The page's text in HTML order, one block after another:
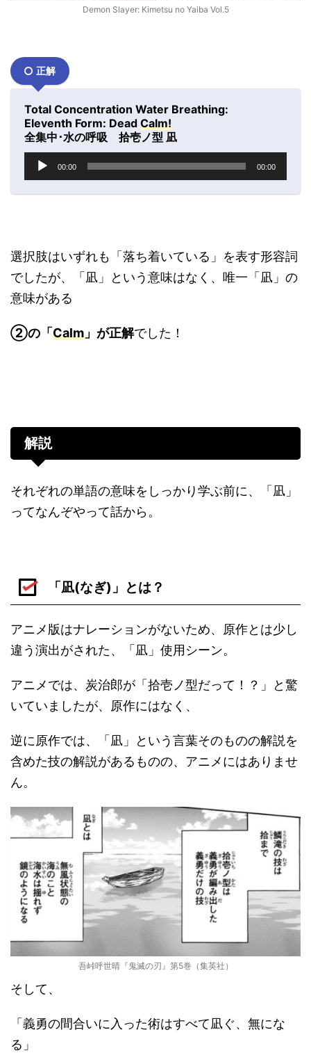
Demon Slayer: Kimetsu no Yaiba Vol.5
正解
Total Concentration Water Breathing:
Eleventh Form: Dead Calm!
全集中･水の呼吸 拾壱ノ型 凪
ー
00:00 00:00
選択肢はいずれも「落ち着いている」を表す形容詞
でしたが、「凪」という意味はなく、唯一「凪」の
意味がある
②の「 Calm 」が正解でした！
解説
それぞれの単語の意味をしっかり学ぶ前に、「凪」
ってなんぞやって話から。
「凪(なぎ)」とは？
アニメ版はナレーションがないため、原作とは少し
違う演出がされた、「凪」使用シーン。
アニメでは、炭治郎が「拾壱ノ型だって！？」と驚
いていましたが、原作にはなく、
逆に原作では、「凪」という言葉そのものの解説を
含めた技の解説があるものの、アニメにはありませ
ん。
吾峠呼世晴『鬼滅の刃』第5巻（集英社）
そして、
「義勇の間合いに入った術はすべて凪ぐ、無にな
る」